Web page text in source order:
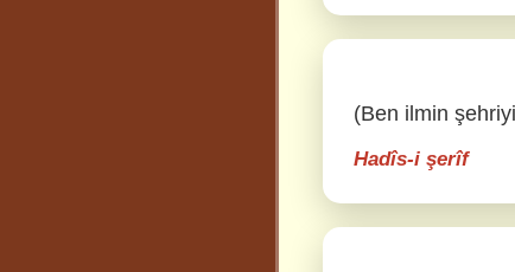
(Ben ilmin
Hadîs-i şerîf